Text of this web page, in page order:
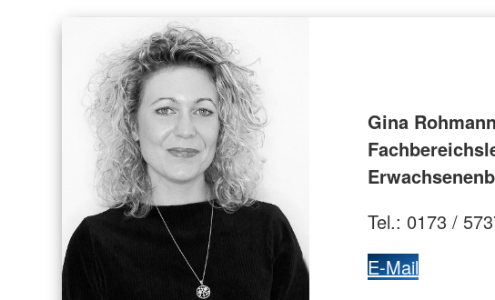
Gina Rohmann
Tel.: 0173 /
E-Mail